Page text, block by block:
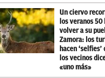
Un ciervo
los veranos 50
volver a su
Zamora: los
hacen ‘selfies’
los vecinos
«uno más»